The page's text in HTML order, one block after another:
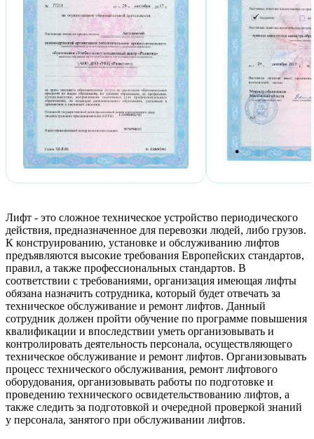
Лифт - это сложное техническое устройство периодического
действия, предназначенное для перевозки людей, либо грузов.
К конструированию, установке и обслуживанию лифтов
предъявляются высокие требования Европейских стандартов,
правил, а также профессиональных стандартов. В
соответствии с требованиями, организация имеющая лифты
обязана назначить сотрудника, который будет отвечать за
техническое обслуживание и ремонт лифтов. Данный
сотрудник должен пройти обучение по программе повышения
квалификации и впоследствии уметь организовывать и
контролировать деятельность персонала, осуществляющего
техническое обслуживание и ремонт лифтов. Организовывать
процесс технического обслуживания, ремонт лифтового
оборудования, организовывать работы по подготовке и
проведению технического освидетельствованию лифтов, а
также следить за подготовкой и очередной проверкой знаний
у персонала, занятого при обслуживании лифтов.